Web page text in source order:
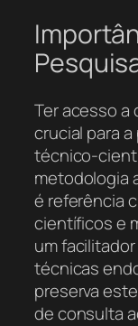
Ter acesso a
crucial para
técnico-
metodologia
é referência
científicos e
um
técnicas
preserva
de consulta